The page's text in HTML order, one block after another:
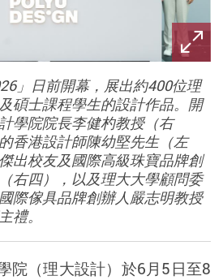
」日前開幕，展出約400位理
碩士課程學生的設計作品。開
學院院長李健杓教授（右
香港設計師陳幼堅先生（左
出校友及國際高級珠寶品牌創
右四），以及理大大學顧問委
際傢具品牌創辦人嚴志明教授
禮。
院（理大設計）於6月5日至8